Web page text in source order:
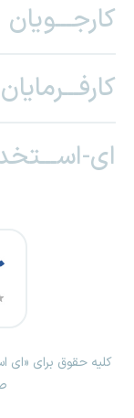
کارجـــویان
کارفـــرمایان
ای-
کلیه حقوق برای «ای